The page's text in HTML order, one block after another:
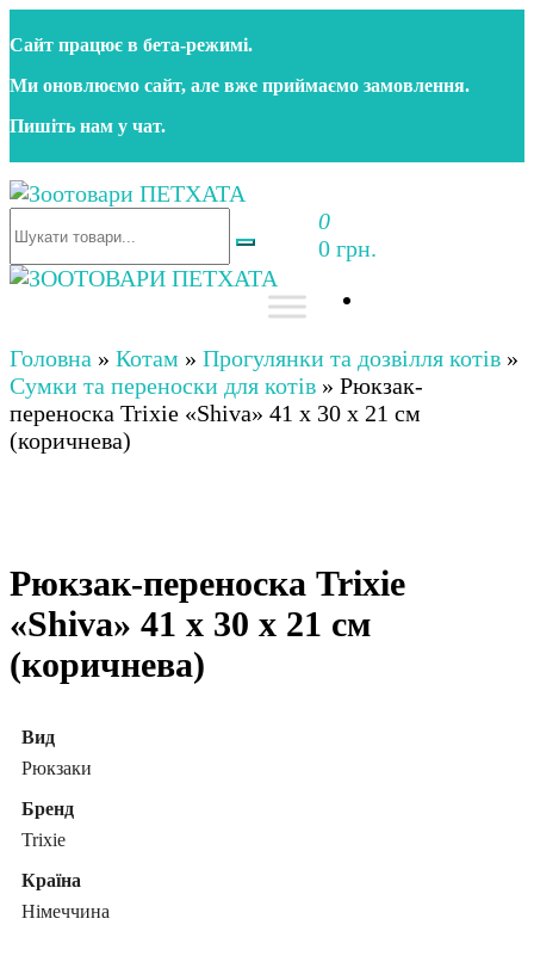
до
контенту
Сайт працює в бета‑режимі.
Ми оновлюємо сайт, але вже приймаємо замовлення.
Пишіть нам у чат.
Зоотовари ПЕТХАТА
Зоомагазин для собак та котів | Корм, іграшки,
аксесуари та догляд за тваринами. Доставка по
0
0 грн.
аксесуари та догляд за тваринами. Доставка по
Україні
Головна » Котам » Прогулянки та дозвілля котів »
Сумки та переноски для котів » Рюкзак-
переноска Trixie «Shiva» 41 x 30 x 21 см
(коричнева)
Рюкзак-переноска Trixie
«Shiva» 41 x 30 x 21 см
(коричнева)
Вид
Рюкзаки
Бренд
Trixie
Країна
Німеччина